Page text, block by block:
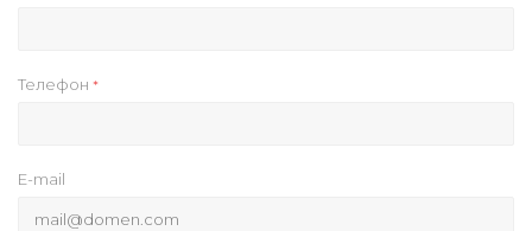
Телефон *
E-mail